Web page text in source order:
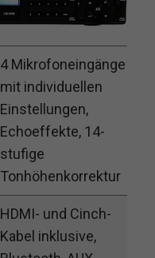
4 Mikrofoneingänge
mit individuellen
Einstellungen,
Echoeffekte, 14-
stufige
Tonhöhenkorrektur
HDMI- und Cinch-
Kabel inklusive,